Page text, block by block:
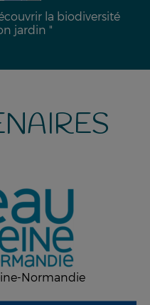
la biodiversité
jardin "
Normandie